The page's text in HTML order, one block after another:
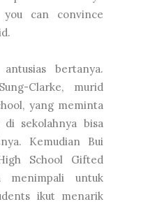
can convince
bertanya.
Clarke, murid
yang meminta
sekolahnya bisa
Kemudian Bui
School Gifted
menimpali untuk
ikut menarik